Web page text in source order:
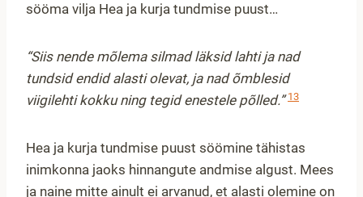
sööma vilja Hea ja kurja tundmise puust…
“Siis nende mõlema silmad läksid lahti ja nad
tundsid endid alasti olevat, ja nad õmblesid
viigilehti kokku ning tegid enestele põlled.” 13
Hea ja kurja tundmise puust söömine tähistas
inimkonna jaoks hinnangute andmise algust. Mees
ja naine mitte ainult ei arvanud, et alasti olemine on